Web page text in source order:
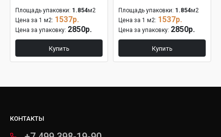
Площадь упаковки: 1.854м2
Цена за 1 м2: 1537р.
Цена за упаковку: 2850р.
Купить
Площадь упаковки: 1.854м2
Цена за 1 м2: 1537р.
Цена за упаковку: 2850р.
Купить
КОНТАКТЫ